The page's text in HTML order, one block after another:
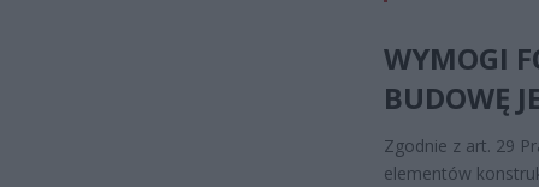
WYMOGI
BUDOWĘ
Zgodnie z art. 29
elementów